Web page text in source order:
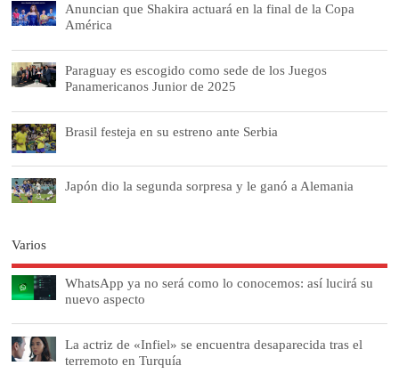
Anuncian que Shakira actuará en la final de la Copa
América
Paraguay es escogido como sede de los Juegos
Panamericanos Junior de 2025
Brasil festeja en su estreno ante Serbia
Japón dio la segunda sorpresa y le ganó a Alemania
Varios
WhatsApp ya no será como lo conocemos: así lucirá su
nuevo aspecto
La actriz de «Infiel» se encuentra desaparecida tras el
terremoto en Turquía